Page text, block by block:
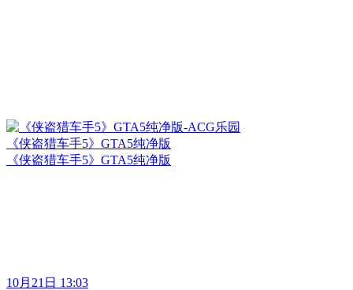
《侠盗猎车手5》GTA5纯净版
《侠盗猎车手5》GTA5纯净版
10月21日 13:03